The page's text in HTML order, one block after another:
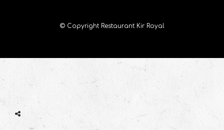
© Copyright Restaurant Kir Royal